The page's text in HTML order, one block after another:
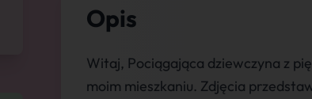
Opis
Witaj, Pociągająca dziewczyna z
moim mieszkaniu. Zdjęcia